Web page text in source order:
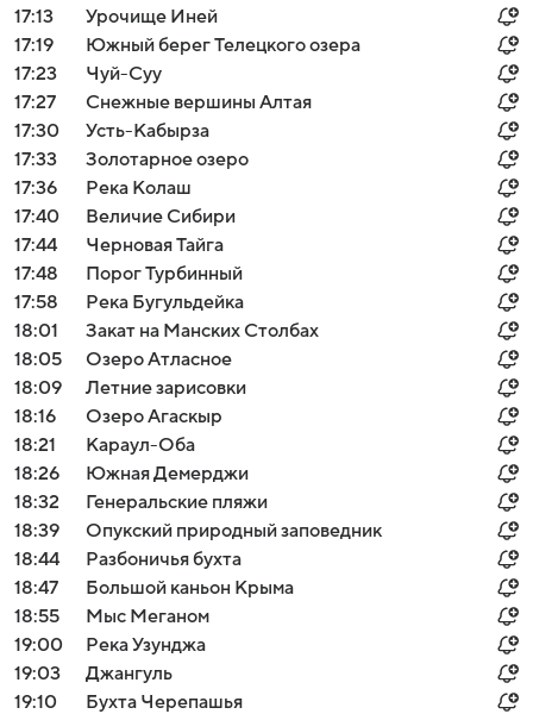
17:13
Урочище Иней
17:19
Южный берег Телецкого озера
17:23
Чуй-Суу
17:27
Снежные вершины Алтая
17:30
Усть-Кабырза
17:33
Золотарное озеро
17:36
Река Колаш
17:40
Величие Сибири
17:44
Черновая Тайга
17:48
Порог Турбинный
17:58
Река Бугульдейка
18:01
Закат на Манских Столбах
18:05
Озеро Атласное
18:09
Летние зарисовки
18:16
Озеро Агаскыр
18:21
Караул-Оба
18:26
Южная Демерджи
18:32
Генеральские пляжи
18:39
Опукский природный заповедник
18:44
Разбоничья бухта
18:47
Большой каньон Крыма
18:55
Мыс Меганом
19:00
Река Узунджа
19:03
Джангуль
19:10
Бухта Черепашья